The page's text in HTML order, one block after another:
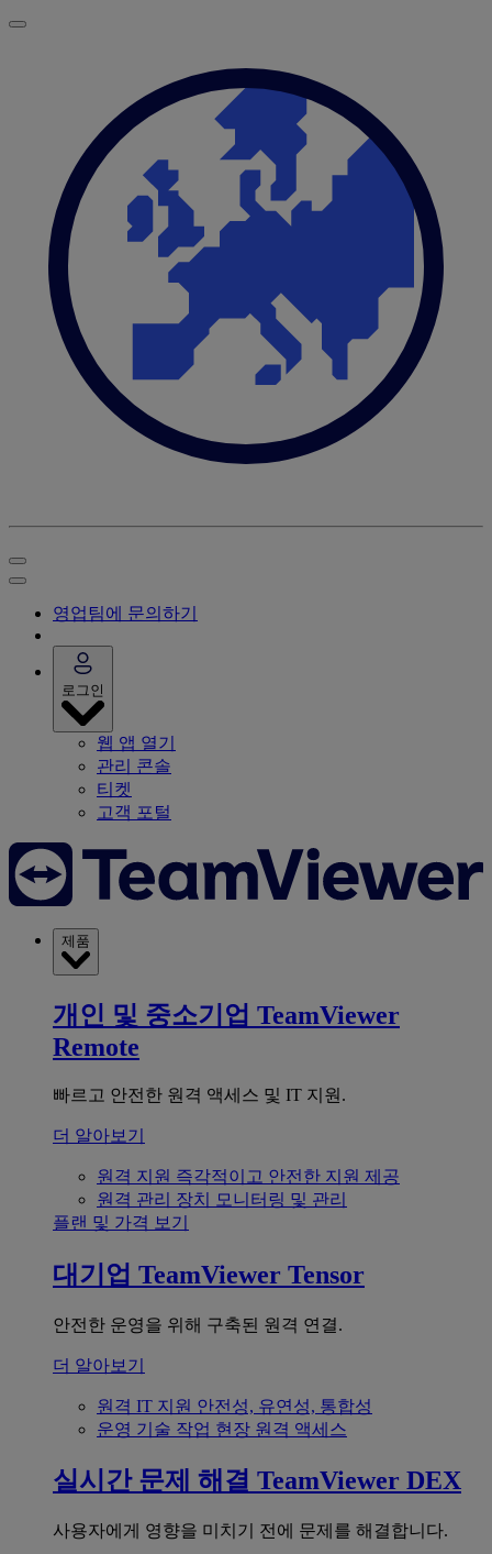
영업팀에 문의하기
로그인
웹 앱 열기
관리 콘솔
티켓
고객 포털
제품
개인 및 중소기업 TeamViewer
Remote
빠르고 안전한 원격 액세스 및 IT 지원.
더 알아보기
원격 지원 즉각적이고 안전한 지원 제공
원격 관리 장치 모니터링 및 관리
플랜 및 가격 보기
대기업 TeamViewer Tensor
안전한 운영을 위해 구축된 원격 연결.
더 알아보기
원격 IT 지원 안전성, 유연성, 통합성
운영 기술 작업 현장 원격 액세스
실시간 문제 해결 TeamViewer DEX
사용자에게 영향을 미치기 전에 문제를 해결합니다.